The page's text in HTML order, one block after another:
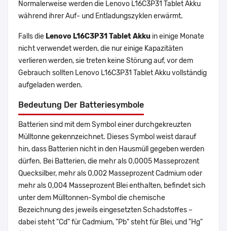
Normalerweise werden die Lenovo L16C3P31 Tablet Akku
während ihrer Auf- und Entladungszyklen erwärmt.
Falls die Lenovo L16C3P31 Tablet Akku in einige Monate
nicht verwendet werden, die nur einige Kapazitäten
verlieren werden, sie treten keine Störung auf, vor dem
Gebrauch sollten Lenovo L16C3P31 Tablet Akku vollständig
aufgeladen werden.
Bedeutung Der Batteriesymbole
Batterien sind mit dem Symbol einer durchgekreuzten
Mülltonne gekennzeichnet. Dieses Symbol weist darauf
hin, dass Batterien nicht in den Hausmüll gegeben werden
dürfen. Bei Batterien, die mehr als 0,0005 Masseprozent
Quecksilber, mehr als 0,002 Masseprozent Cadmium oder
mehr als 0,004 Masseprozent Blei enthalten, befindet sich
unter dem Mülltonnen-Symbol die chemische
Bezeichnung des jeweils eingesetzten Schadstoffes –
dabei steht "Cd" für Cadmium, "Pb" steht für Blei, und "Hg"